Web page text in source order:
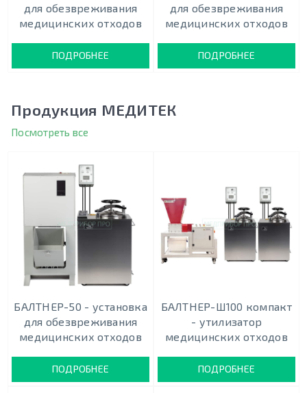
для обезвреживания
медицинских отходов
ПОДРОБНЕЕ
для обезвреживания
медицинских отходов
ПОДРОБНЕЕ
Продукция МЕДИТЕК
Посмотреть все
БАЛТНЕР-50 - установка
для обезвреживания
медицинских отходов
ПОДРОБНЕЕ
БАЛТНЕР-Ш100 компакт
- утилизатор
медицинских отходов
ПОДРОБНЕЕ